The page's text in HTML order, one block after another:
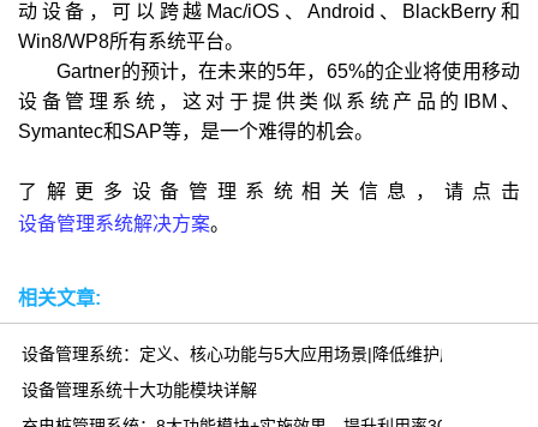
动设备，可以跨越Mac/iOS、Android、BlackBerry和
Win8/WP8所有系统平台。
Gartner的预计，在未来的5年，65%的企业将使用移动
设备管理系统，这对于提供类似系统产品的IBM、
Symantec和SAP等，是一个难得的机会。
了解更多设备管理系统相关信息，请点击
设备管理系统解决方案。
相关文章:
设备管理系统：定义、核心功能与5大应用场景|降低维护成本30%
设备管理系统十大功能模块详解